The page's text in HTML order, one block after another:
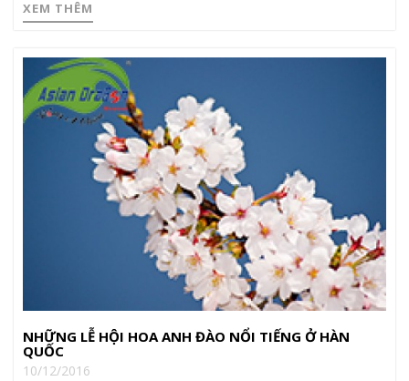
XEM THÊM
NHỮNG LỄ HỘI HOA ANH ĐÀO NỔI TIẾNG Ở HÀN
QUỐC
10/12/2016